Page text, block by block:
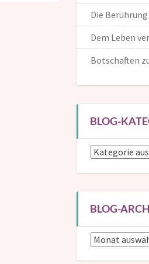
Mailingliste eintragen
Benachrichtigung, wenn
Wenn du mir auch deinen
Die Berührung
Dem Leben
Botschaften
BLOG-
Blog-
BLOG-
Blog-